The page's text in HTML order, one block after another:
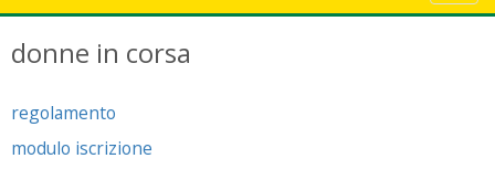
donne in corsa
regolamento
modulo iscrizione